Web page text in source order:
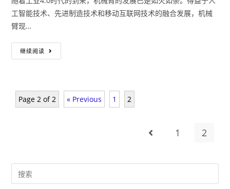
工智能技术、先进制造技术和移动互联网技术的融合发展，机械
臂现…
继续阅读
Page 2 of 2 « Previous 1 2
1 2